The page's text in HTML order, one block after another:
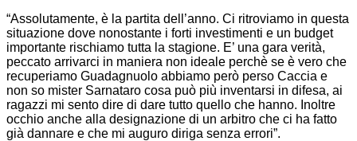
“Assolutamente, è la partita dell’anno. Ci ritroviamo in questa
situazione dove nonostante i forti investimenti e un budget
importante rischiamo tutta la stagione. E’ una gara verità,
peccato arrivarci in maniera non ideale perchè se è vero che
recuperiamo Guadagnuolo abbiamo però perso Caccia e
non so mister Sarnataro cosa può più inventarsi in difesa, ai
ragazzi mi sento dire di dare tutto quello che hanno. Inoltre
occhio anche alla designazione di un arbitro che ci ha fatto
già dannare e che mi auguro diriga senza errori”.